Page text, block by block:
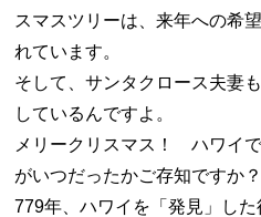
スマスツリーは、来年への希
れています。
そして、サンタクロース夫妻
しているんですよ。
メリークリスマス！ ハワイ
がいつだったかご存知ですか
779年、ハワイを「発見」し